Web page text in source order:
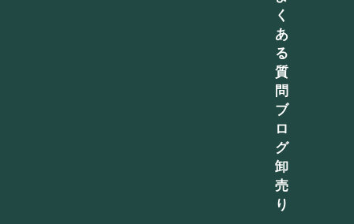
く
あ
る
質
問
ブ
ロ
グ
卸
売
り